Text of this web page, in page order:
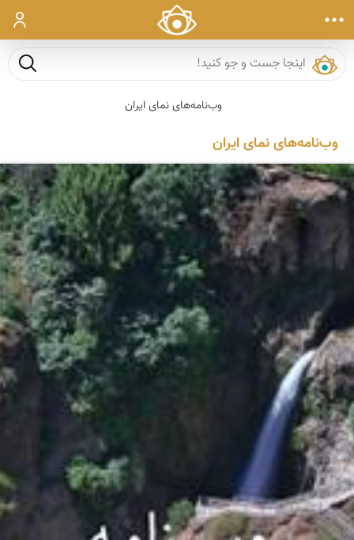
ورود
جست و
وب‌نامه‌های نمای ایران
وب‌نامه‌های نمای ایران